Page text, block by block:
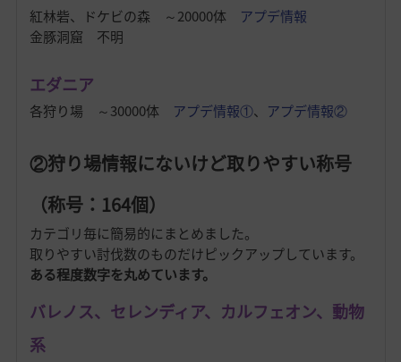
紅林砦、ドケビの森 ～20000体
アプデ情報
金豚洞窟 不明
エダニア
各狩り場 ～30000体 アプデ情報①、 アプデ情報②
②狩り場情報にないけど取りやすい称号
（称号：164個）
カテゴリ毎に簡易的にまとめました。
取りやすい討伐数のものだけピックアップしています。
ある程度数字を丸めています。
バレノス、セレンディア、カルフェオン、動物
系